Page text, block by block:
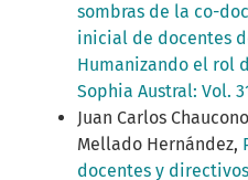
sombras de la co-
inicial de docentes
Humanizando el rol
Sophia Austral: Vol.
Juan Carlos
Mellado Hernández,
docentes y